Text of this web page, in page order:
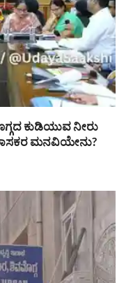
ಕುಡಿಯುವ ನೀರು
ಮನವಿಯೇನು?